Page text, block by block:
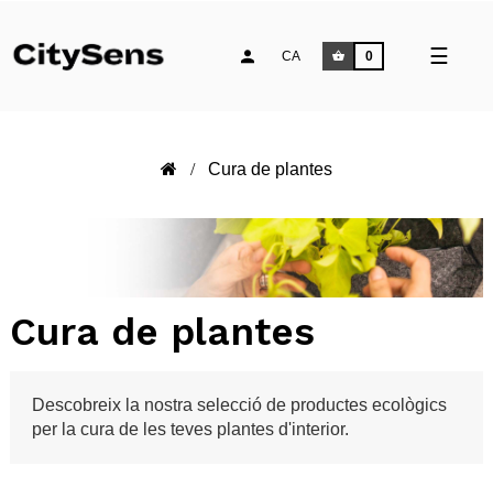
☰
CA 0
Cura de plantes
Cura de plantes
Descobreix la nostra selecció de productes ecològics
per la cura de les teves plantes d'interior.